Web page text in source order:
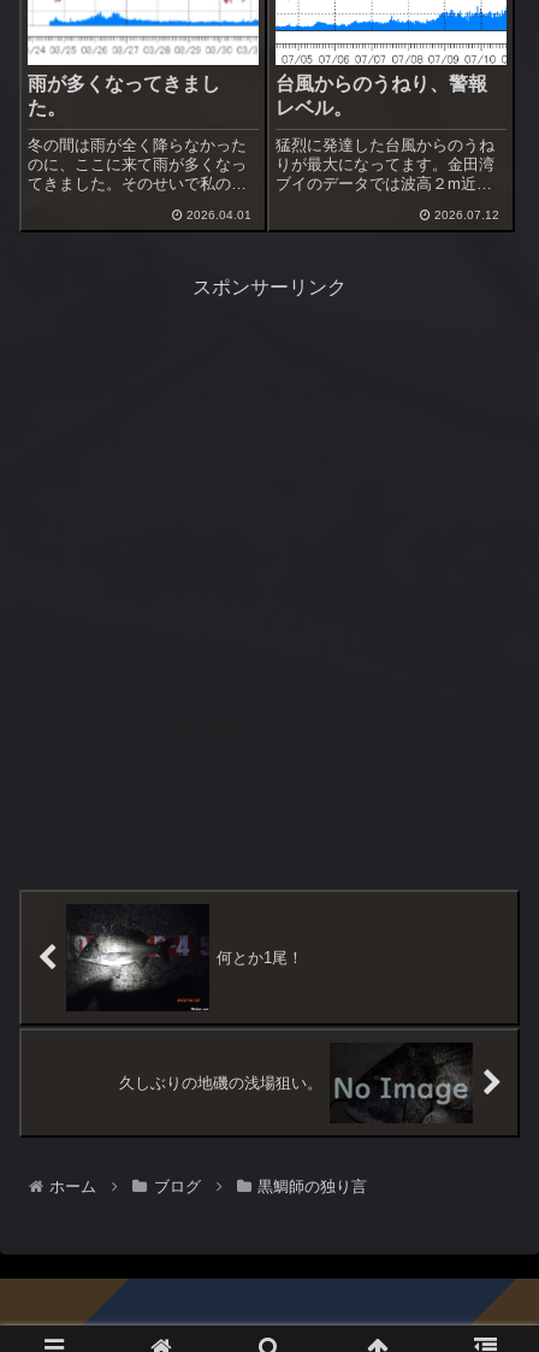
雨が多くなってきまし
た。
冬の間は雨が全く降らなかった
のに、ここに来て雨が多くなっ
てきました。そのせいで私の体
を短期間で繰り返してます。釣
週末も南の強風が吹きそうで
2026.04.01
台風からのうねり、警報
レベル。
猛烈に発達した台風からのうね
りが最大になってます。金田湾
ブイのデータでは波高２m近く
と大うねりで揉みくちゃ状態。
に出す事が多かったのですが、
今回は注意報のみ...
2026.07.12
スポンサーリンク
何とか1尾！
久しぶりの地磯の浅場狙い。
ホーム ブログ 黒鯛師の独り言